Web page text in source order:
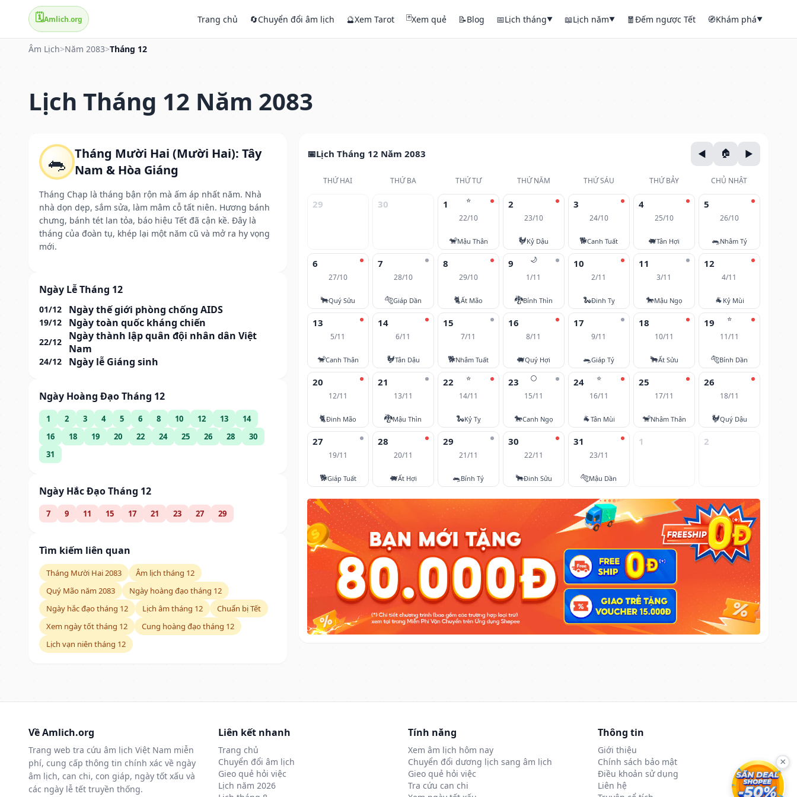
🗓️Amlich.org Trang chủ 🔄Chuyển đổi âm lịch 🔮Xem Tarot 🃏Xem quẻ 📝Blog 📅Lịch tháng▼ 📖Lịch năm▼ 🧧Đếm ngược Tết 🧭Khám phá▼
Âm Lịch>Năm 2083>Tháng 12
Lịch Tháng 12 Năm 2083
🐀 Tháng Mười Hai (Mười Hai): Tây
Nam & Hòa Giáng
Tháng Chạp là tháng bận rộn mà ấm áp nhất năm. Nhà
nhà dọn dẹp, sắm sửa, làm mâm cỗ tất niên. Hương bánh
chưng, bánh tét lan tỏa, báo hiệu Tết đã cận kề. Đây là
tháng của đoàn tụ, khép lại một năm cũ và mở ra hy vọng
mới.
Ngày Lễ Tháng 12
01/12 Ngày thế giới phòng chống AIDS
19/12 Ngày toàn quốc kháng chiến
22/12
Ngày thành lập quân đội nhân dân Việt
Nam
24/12 Ngày lễ Giáng sinh
Ngày Hoàng Đạo Tháng 12
1 2 3 4 5 6 8 10 12 13
14
16
18 19 20 22 24 25 26 28
30
31
Ngày Hắc Đạo Tháng 12
7 9 11 15 17 21 23 27 29
Tìm kiếm liên quan
Tháng Mười Hai 2083
Âm lịch tháng 12
Quý Mão năm 2083
Ngày hoàng đạo tháng 12
Ngày hắc đạo tháng 12
Lịch âm tháng 12
Chuẩn bị Tết
Xem ngày tốt tháng 12
Cung hoàng đạo tháng 12
Lịch vạn niên tháng 12
Lịch Tháng 12 Năm 2083
THỨ HAI THỨ BA THỨ TƯ THỨ NĂM THỨ SÁU THỨ BẢY CHỦ NHẬT
29 30 ⭐
1
22/10
🐒Mậu Thân
2
23/10
🐓Kỷ Dậu
3
24/10
🐕Canh Tuất
4
25/10
🐖Tân Hợi
5
26/10
🐀Nhâm Tý
6
27/10
🐂Quý Sửu
7
28/10
🐅Giáp Dần
8
29/10
🐈Ất Mão
🌙
9
1/11
🐉Bính Thìn
10
2/11
🐍Đinh Tỵ
11
3/11
🐎Mậu Ngọ
12
4/11
🐐 Kỷ Mùi
13
5/11
🐒Canh Thân
14
6/11
🐓Tân Dậu
15
7/11
🐕Nhâm Tuất
16
8/11
🐖Quý Hợi
17
9/11
🐀Giáp Tý
18
10/11
🐂Ất Sửu
⭐
19
11/11
🐅Bính Dần
20
12/11
🐈Đinh Mão
21
13/11
🐉Mậu Thìn
⭐
22
14/11
🐍Kỷ Tỵ
🌕
23
15/11
🐎Canh Ngọ
⭐
24
16/11
🐐Tân Mùi
25
17/11
🐒Nhâm Thân
26
18/11
🐓Quý Dậu
27
19/11
🐕Giáp Tuất
28
20/11
🐖Ất Hợi
29
21/11
🐀Bính Tý
30
22/11
🐂Đinh Sửu
31
23/11
🐅Mậu Dần
1 2
Về Amlich.org
Trang web tra cứu âm lịch Việt Nam miễn
phí, cung cấp thông tin chính xác về ngày
âm lịch, can chi, con giáp, ngày tốt xấu và
các ngày lễ tết truyền thống.
Liên kết nhanh
Trang chủ
Chuyển đổi âm lịch
Gieo quẻ hỏi việc
Lịch năm 2026
Tính năng
Xem âm lịch hôm nay
Chuyển đổi dương lịch sang âm lịch
Gieo quẻ hỏi việc
Tra cứu can chi
Thông tin
Giới thiệu
Chính sách bảo mật
Điều khoản sử dụng
Liên hệ
×